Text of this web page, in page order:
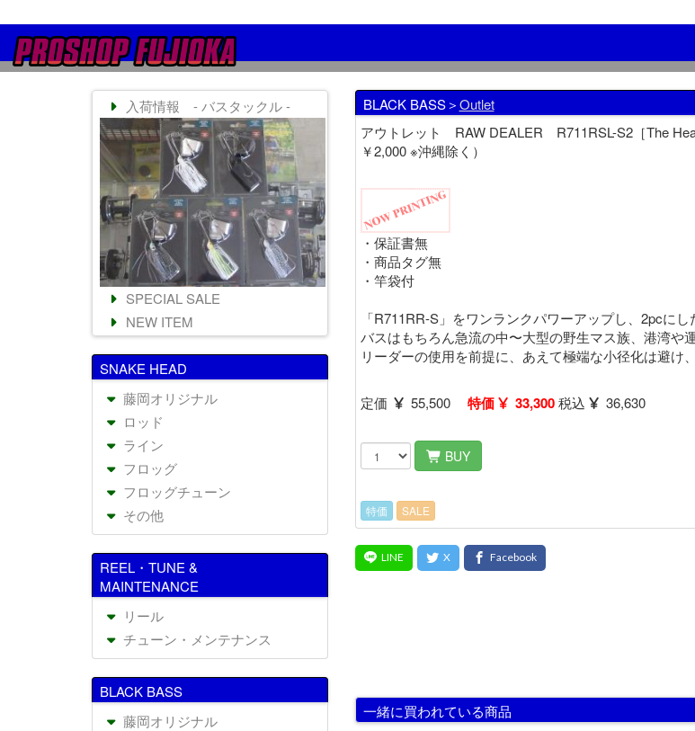
BLACK BASS＞Outlet
アウトレット RAW DEALER R711RSL-S2［The
￥2,000 ※沖縄除く）
・保証書無
・商品タグ無
・竿袋付
「R711RR-S」をワンランクパワーアップし、2pcにし
バスはもちろん急流の中〜大型の野生マス族、港湾や
リーダーの使用を前提に、あえて極端な小径化は避け
定価 55,500 特価 33,300税込 36,630
BUY
特価 SALE
一緒に買われている商品
入荷情報 - バスタックル -
SPECIAL SALE
NEW ITEM
SNAKE HEAD
藤岡オリジナル
ロッド
ライン
フロッグ
フロッグチューン
その他
REEL・TUNE &
MAINTENANCE
リール
チューン・メンテナンス
BLACK BASS
藤岡オリジナル